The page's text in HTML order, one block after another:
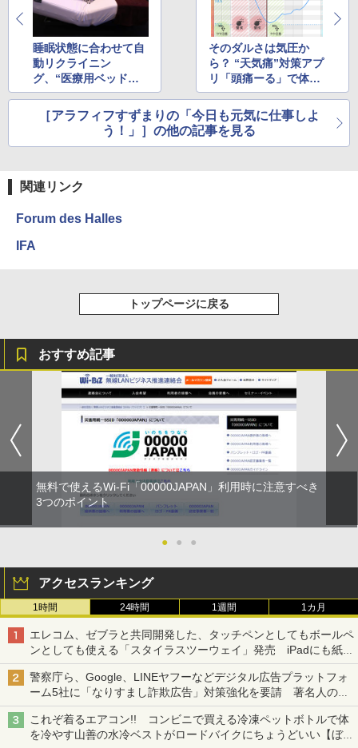
睡眠状態に合わせて自
動リクライニン
グ、“医療用ベッドの
老舗”新発売のスマー
トベッドがすごかった
そのダルさは気圧か
ら？ “天気痛”対策アプ
リ「頭痛ーる」で体調
を崩しやすいタイミン
グが分かった
［アラフィフすずまりの「今日も元気に仕事しよ
う！」］の他の記事を見る
関連リンク
Forum des Halles
IFA
トップページに戻る
おすすめ記事
無料で使えるWi-Fi「00000JAPAN」利用時に注意すべき
3つのポイント
● ● ●
アクセスランキング
1時間 24時間 1週間 1カ月
エレコム、ゼブラと共同開発した、タッチペンとしてもボールペ
ンとしても使える「スタイラスツーウェイ」発売 iPadにも紙に
も、持ち替えずに書き込める
警察庁ら、Google、LINEヤフーなどデジタル広告プラットフォ
ーム5社に「なりすまし詐欺広告」対策強化を要請 著名人の写
真や映像を使った投資詐欺などへの対策として
これぞ着るエアコン!! コンビニで買える冷凍ペットボトルで体
を冷やす山善の水冷ベストがロードバイクにちょうどいい【ぼっ